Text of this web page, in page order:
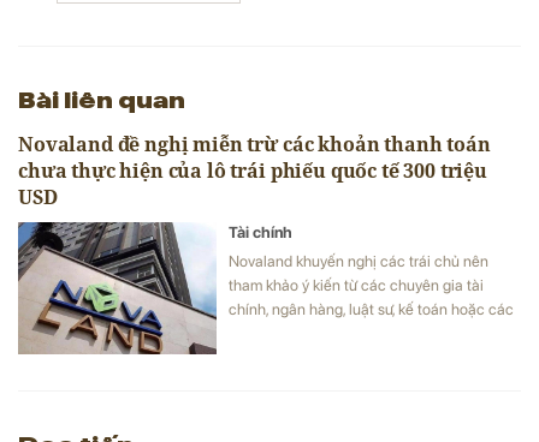
Bài liên quan
Novaland đề nghị miễn trừ các khoản thanh toán
chưa thực hiện của lô trái phiếu quốc tế 300 triệu
USD
Tài chính
Novaland khuyến nghị các trái chủ nên
tham khảo ý kiến từ các chuyên gia tài
chính, ngân hàng, luật sư, kế toán hoặc các